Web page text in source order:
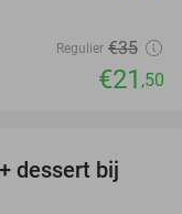
Regulier €35
€21 ,50
37%
dessert bij